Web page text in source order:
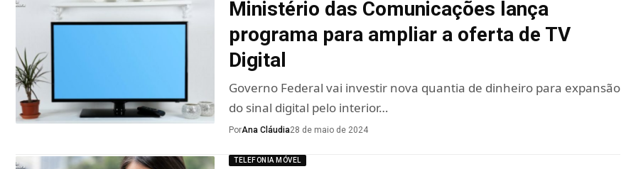
Ministério das Comunicações lança
programa para ampliar a oferta de TV
Digital
Governo Federal vai investir nova quantia de dinheiro para expansão
do sinal digital pelo interior…
PorAna Cláudia28 de maio de 2024
TELEFONIA MÓVEL